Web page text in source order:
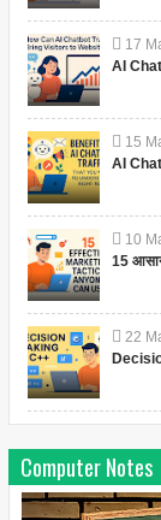
17
AI
15
AI
10
15
22
Computer Notes